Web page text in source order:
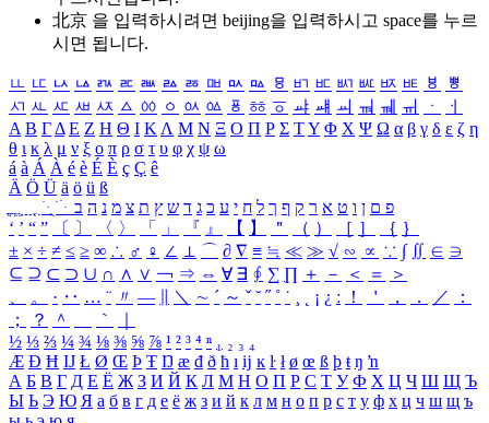
北京 을 입력하시려면 beijing을 입력하시고 space를 누르
시면 됩니다.
ㅥ ㅦ ㅧ ㅨ ㅩ ㅪ ㅫ ㅬ ㅭ ㅮ ㅯ ㅰ ㅱ ㅲ ㅳ ㅴ ㅵ ㅶ ㅷ ㅸ
ㅹ
ㅺ ㅻ ㅼ ㅽ ㅾ ㅿ ㆀ ㆁ ㆂ ㆃ ㆄ ㆅ ㆆ ㆇ ㆈ ㆉ ㆊ ㆋ ㆌ ㆍ
ㆎ
Α Β ΓΔ Ε Ζ Η Θ Ι ΚΛ Μ Ν Ξ Ο Π Ρ Σ ΤΥ Φ Χ Ψ Ω α β γ δ ε ζ η
θ ι κ λ μ ν ξ ο π ρ σ τ υ φ χ ψ ω
á à Á À é è É È ç Ç ê
Ä Ö Ü ä ö ü ß
ִֶֹ ֻּ ׁׂ פ ם ן ו ט א ר ק ף ך ל ח י ע כ ג ד ש ץ ת צ מ נ ה ב
‘ ’ “ ” 〔 〕 〈 〉 「 」 『 』 【 】 ＂ （ ） ［ ］ ｛ ｝
± × ÷ ≠ ≤ ≥ ∞ ∴ ♂ ♀ ∠ ⊥ ⌒ ∂ ∇ ≡ ≒ ≪ ≫ √ ∽ ∝ ∵ ∫ ∬ ∈ ∋
⊆ ⊇ ⊂ ⊃ ∪ ∩ ∧ ∨ ￢ ⇒ ⇔ ∀ ∃ ∮ ∑ ∏ ＋ － ＜ ＝
＞
、
。 · ‥ … ¨ 〃 ― ＼ ∼ ´ ～ ˇ ˘ ˝ ˚ ˙ ¸ ¡ ¿ ː ！ ＇ ， ． ／
：
；
？ ＾ ｀
½ ⅓ ⅔ ¼ ¾ ⅛ ⅜ ⅝ ⅞ ¹ ² ³ ⁴ ⁿ ₁ ₂ ₃ ₄
Æ Ð Ħ Ĳ Ł Ø Œ Þ Ŧ Ŋ æ đ ð ħ ı ĳ ĸ ŀ ł ø œ ß þ ŧ ŋ ŉ
А Б В Г Д Е Ё Ж З И Й К Л М Н О П Р С Т У Ф Х Ц Ч Ш Щ Ъ
Ы Ь Э Ю Я а б в г д е ё ж з и й к л м н о п р с т у ф х ц ч ш щ ъ